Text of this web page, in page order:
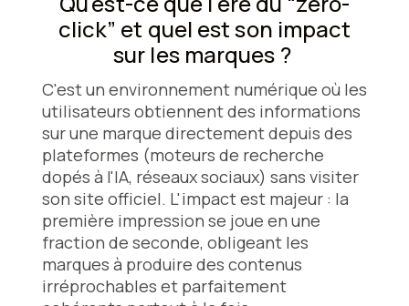
click” et quel est son impact
sur les marques ?
C'est un environnement numérique où les
utilisateurs obtiennent des informations
sur une marque directement depuis des
plateformes (moteurs de recherche
dopés à l'IA, réseaux sociaux) sans visiter
son site officiel. L'impact est majeur : la
première impression se joue en une
fraction de seconde, obligeant les
marques à produire des contenus
irréprochables et parfaitement